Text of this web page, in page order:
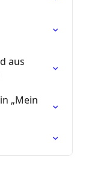
aus
„Mein